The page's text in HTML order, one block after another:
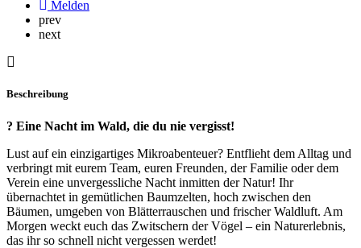
Melden
prev
next
Beschreibung
? Eine Nacht im Wald, die du nie vergisst!
Lust auf ein einzigartiges Mikroabenteuer? Entflieht dem Alltag und
verbringt mit eurem Team, euren Freunden, der Familie oder dem
Verein eine unvergessliche Nacht inmitten der Natur! Ihr
übernachtet in gemütlichen Baumzelten, hoch zwischen den
Bäumen, umgeben von Blätterrauschen und frischer Waldluft. Am
Morgen weckt euch das Zwitschern der Vögel – ein Naturerlebnis,
das ihr so schnell nicht vergessen werdet!